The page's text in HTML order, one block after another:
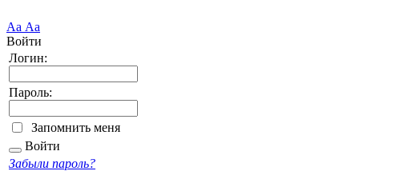
Аа Аа
Войти
Логин:
Пароль:
Запомнить меня
Войти
Забыли пароль?